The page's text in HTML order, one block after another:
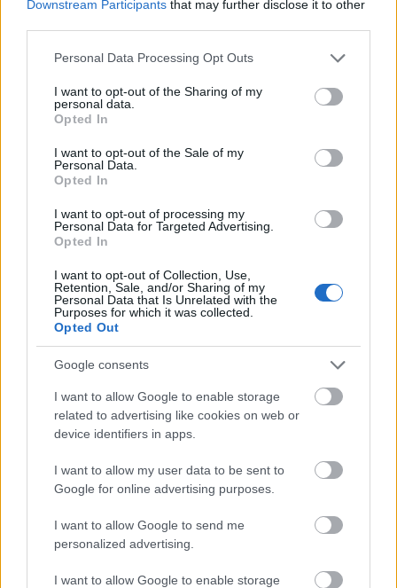
Downstream Participants that may further disclose it to other
Please note that this website/app uses one or more Google
not limited to your visit or usage behaviour. You may click to
grant or deny consent to Google and its third-party tags to
use your data for below specified purposes in below Google
consent section.
Personal Data Processing Opt Outs
I want to opt-out of the Sharing of my
personal data.
Opted In
I want to opt-out of the Sale of my
Personal Data.
Opted In
I want to opt-out of processing my
Personal Data for Targeted Advertising.
Opted In
I want to opt-out of Collection, Use,
Retention, Sale, and/or Sharing of my
Personal Data that Is Unrelated with the
Purposes for which it was collected.
Opted Out
Google consents
I want to allow Google to enable storage
related to advertising like cookies on web or
device identifiers in apps.
I want to allow my user data to be sent to
Google for online advertising purposes.
I want to allow Google to send me
personalized advertising.
I want to allow Google to enable storage
μόνο 2 ημέρες στα χέρια σας
Πιστοποίηση Υπολογιστών σε 2
μέρες
Μάθε πρώτος όλες τις σημαντικές
ειδήσεις.
Βάλε το proson.gr στα αποτελέσματα
αναζήτησης της Google
Δημοφιλείς Ειδήσεις
Αυτό το επίδομα δίνει 300 ευρώ - Δεν